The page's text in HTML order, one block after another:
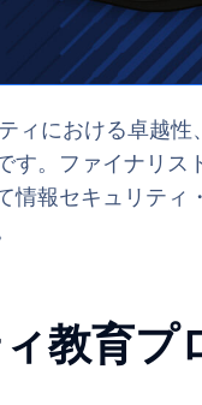
ィにおける卓越性
。ファイナリス
情報セキュリティ
教育プ